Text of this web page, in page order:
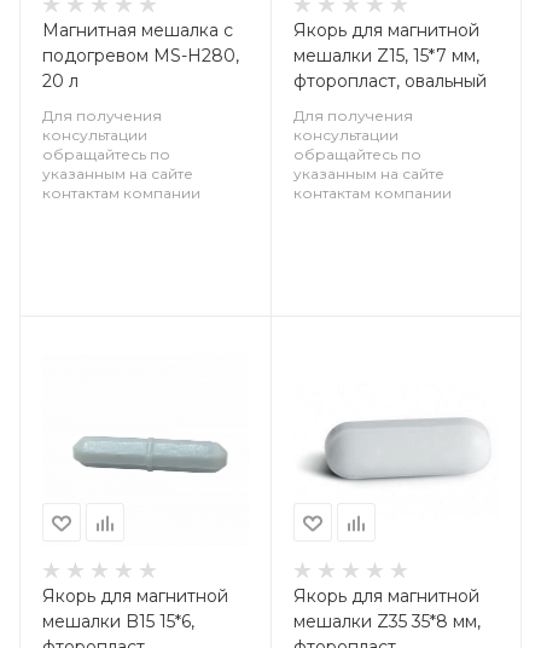
Магнитная мешалка с
подогревом MS-H280,
20 л
Для получения
консультации
обращайтесь по
указанным на сайте
контактам компании
Якорь для магнитной
мешалки Z15, 15*7 мм,
фторопласт, овальный
Для получения
консультации
обращайтесь по
указанным на сайте
контактам компании
Якорь для магнитной
мешалки B15 15*6,
Якорь для магнитной
мешалки Z35 35*8 мм,